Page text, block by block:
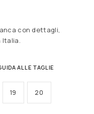
con dettagli,
Italia.
ALLE TAGLIE
19 20